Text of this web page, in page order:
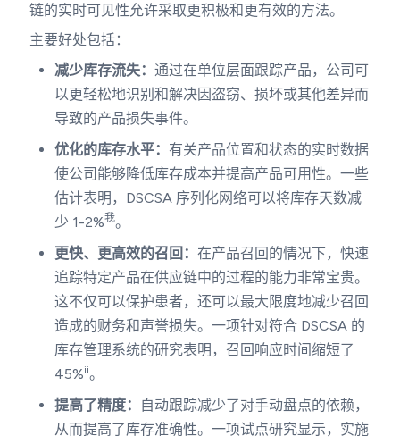
链的实时可见性允许采取更积极和更有效的方法。
主要好处包括：
减少库存流失：通过在单位层面跟踪产品，公司可
以更轻松地识别和解决因盗窃、损坏或其他差异而
导致的产品损失事件。
优化的库存水平： 有关产品位置和状态的实时数据
使公司能够降低库存成本并提高产品可用性。一些
估计表明，DSCSA 序列化网络可以将库存天数减
少 1-2%我。
更快、更高效的召回：在产品召回的情况下，快速
追踪特定产品在供应链中的过程的能力非常宝贵。
这不仅可以保护患者，还可以最大限度地减少召回
造成的财务和声誉损失。一项针对符合 DSCSA 的
库存管理系统的研究表明，召回响应时间缩短了
45%ii。
提高了精度： 自动跟踪减少了对手动盘点的依赖，
从而提高了库存准确性。一项试点研究显示，实施